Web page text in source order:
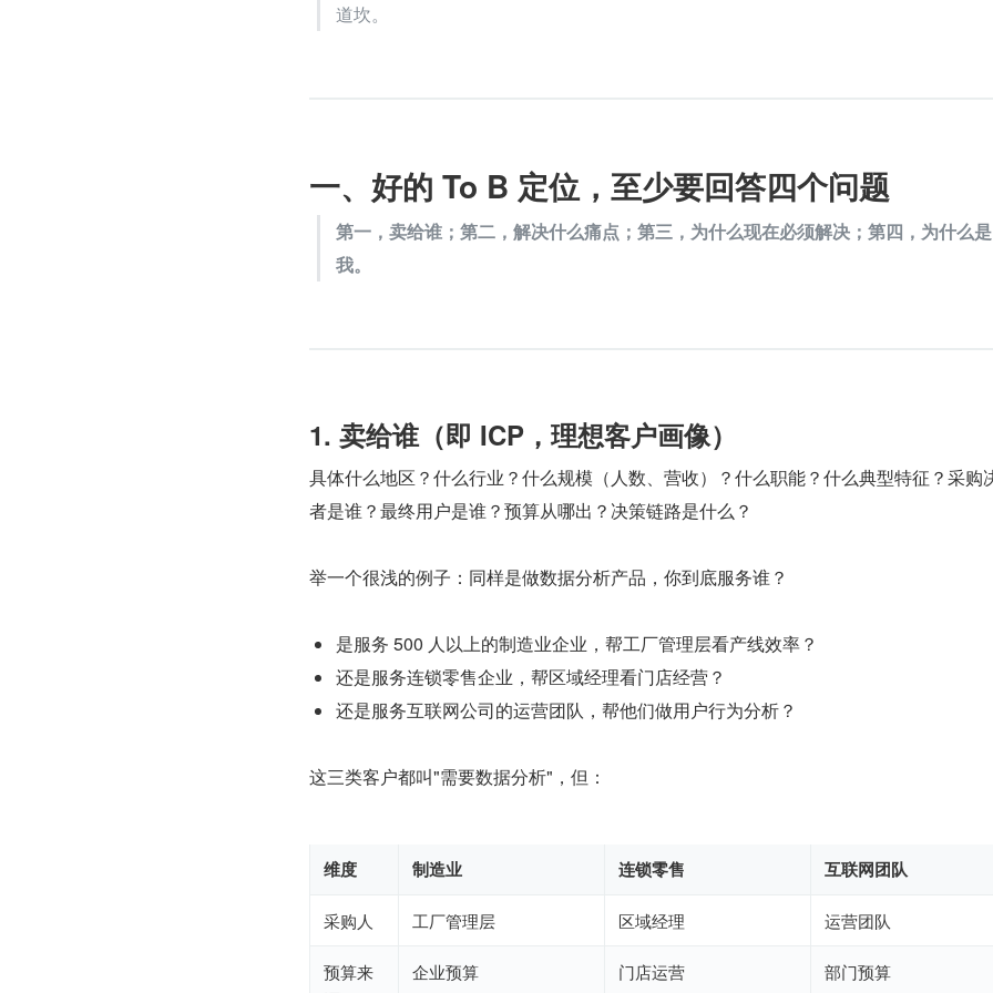
道坎。
一、好的 To B 定位，至少要回答四个问题
第一，卖给谁；第二，解决什么痛点；第三，为什么现在必须解决；第四，为什么是
我。
1. 卖给谁（即 ICP，理想客户画像）
具体什么地区？什么行业？什么规模（人数、营收）？什么职能？什么典型特征？采购
者是谁？最终用户是谁？预算从哪出？决策链路是什么？
举一个很浅的例子：同样是做数据分析产品，你到底服务谁？
是服务 500 人以上的制造业企业，帮工厂管理层看产线效率？
还是服务连锁零售企业，帮区域经理看门店经营？
还是服务互联网公司的运营团队，帮他们做用户行为分析？
这三类客户都叫"需要数据分析"，但：
维度 制造业 连锁零售 互联网团队
采购人 工厂管理层 区域经理 运营团队
预算来
企业预算 门店运营 部门预算